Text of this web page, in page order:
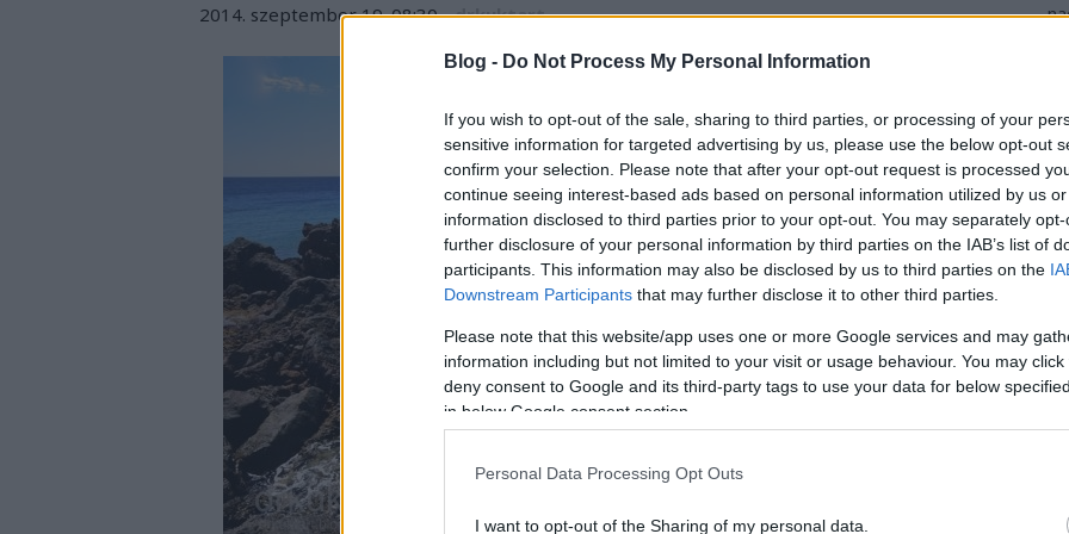
Blog - Do Not Process My Personal Information
If you wish to opt-out of the sale, sharing to third parties, or processing of your
sensitive information for targeted advertising by us, please use the below opt-out
confirm your selection. Please note that after your opt-out request is processed
continue seeing interest-based ads based on personal information utilized by us
information disclosed to third parties prior to your opt-out. You may separately
further disclosure of your personal information by third parties on the IAB’s list of
participants. This information may also be disclosed by us to third parties on the
Downstream Participants that may further disclose it to other third parties.
Please note that this website/app uses one or more Google services and may
information including but not limited to your visit or usage behaviour. You may
deny consent to Google and its third-party tags to use your data for below
in below Google consent section.
Personal Data Processing Opt Outs
I want to opt-out of the Sharing of my personal data.
2014. szeptember 19. 08:30 -drkuktart